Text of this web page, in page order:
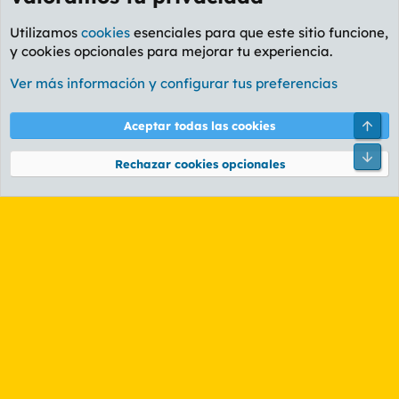
Foro General
Cookies
PL OLDSTYLE AMARILLO
Términos y reglas Política de privacidad Ayuda
Community platform by XenForo® © 2010-2026 XenForo Ltd.
Utilizamos cookies esenciales para que este sitio funcione,
y cookies opcionales para mejorar tu experiencia.
Ver más información y configurar tus preferencias
Aceptar todas las cookies
Rechazar cookies opcionales
Pie